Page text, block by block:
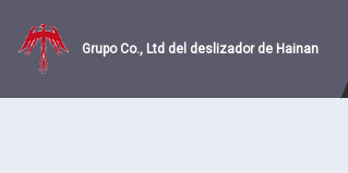
Grupo Co., Ltd del deslizador de Hainan